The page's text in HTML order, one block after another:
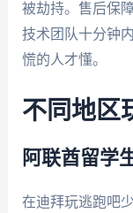
被劫持。售后保
技术团队十分钟
慌的人才懂。
不同地区
阿联酋留学
在迪拜玩逃跑吧